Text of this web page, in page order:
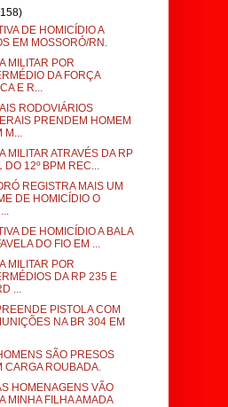
DE HOMICÍDIO A
EM MOSSORÓ/RN.
MILITAR POR
DA FORÇA
E R...
RODOVIÁRIOS
PRENDEM HOMEM
M...
MILITAR ATRAVÉS DA RP
DO 12º BPM REC...
REGISTRA MAIS UM
DE HOMICÍDIO O
DE HOMICÍDIO A BALA
DO FIO EM ...
MILITAR POR
DA RP 235 E
...
PISTOLA COM
NA BR 304 EM
SÃO PRESOS
CARGA ROUBADA.
HOMENAGENS VÃO
MINHA FILHA AMADA